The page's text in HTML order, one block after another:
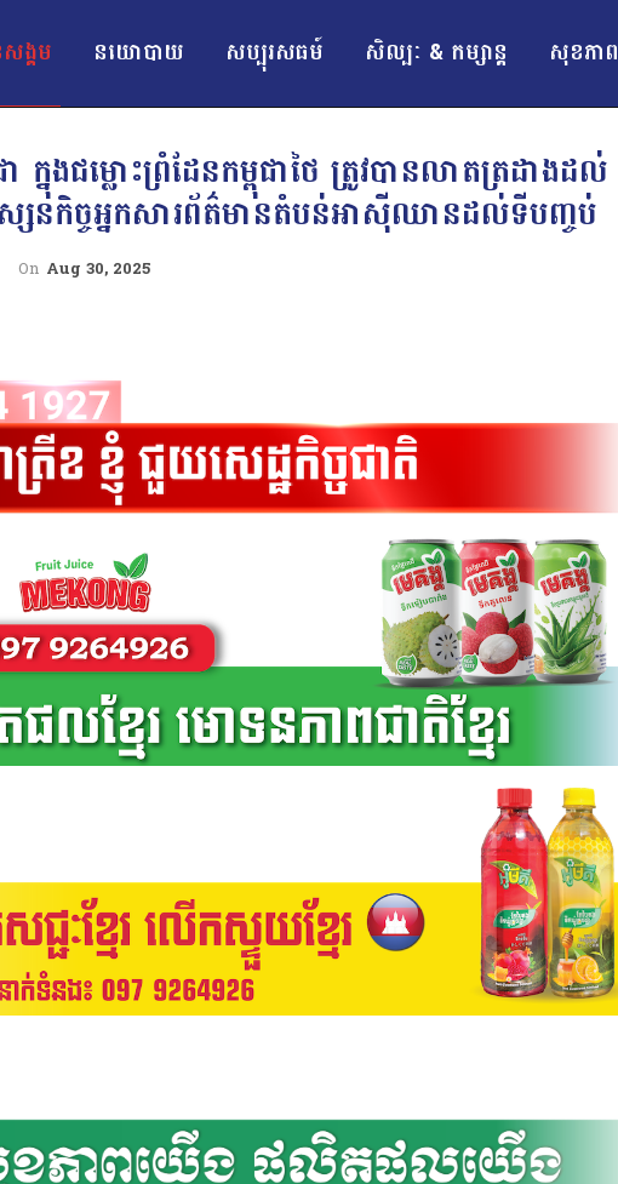
ង្គម នយោបាយ សប្បុរសធម៍ សិល្បៈ & កម្សាន្ត សុខភាព
ក្នុងជម្លោះព្រំដែនកម្ពុជាថៃ ត្រូវបានលាតត្រដាងដល់
កិច្ចអ្នកសារព័ត៌មានតំបន់អាស៊ីឈានដល់ទីបញ្ចប់
On Aug 30, 2025